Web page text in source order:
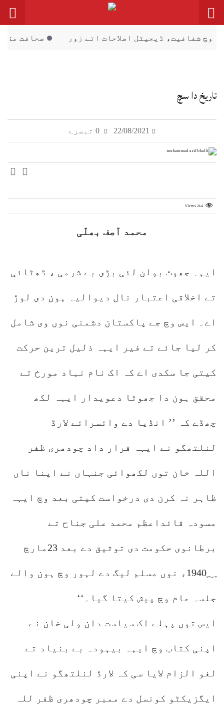
اصلاحات اتے زور صحافت مقدس پیشہ، فیک
تاریخ دا سچ
22/08/2021
Views264
محمد آصف بھلّی
ایہہ جھوٹ بولن لئی بڑی بے شرمی ، ڈھٹائی
تے اخلاقی اعتبار نال دیوالیہ ہون دی لوڑ
اے۔ ایس وچ جے پاکستان دشمنی نوں وی شامل
کر لیا جائے تے فیر ایہہ ذلیل ترین حرکت
کیتی جا سکدی اے کہ اک نام نہاد مورخ تے
محقق ہون دا جھوٹا دعویدار ایہہ لکھ
چھڈے کہ ’’ انڈیا دے وائسرائے لارڈ
لنلتھگو نے ایہہ قرار داد چودھری ظفر
اللہ خان توں لکھوائی جنہاں نے اپنا ناں
ظاہر نہ کرن دی درخواست کیتی بعد وچ ایہہ
مسودہ قائداعظم محمد علی جناح تے
برطانوی حکومت دی توثیق دے بعد 23مارچ
1940؁ء نوں مسلم لیگ دے لہور وچ ہون والے
جلسہ عام وچ پیش کیتا گیا۔‘‘
ایس توں پہلے اک سیاست دان ولی خان نے
اپنی کتاب وچ ایہہ بیہودہ بے بنیاد تے
لغو الزام لایا سی کہ لارڈ لنلتھگو نے اپنی
ایگزیکٹو کونسل دے ممبر چودھری ظفر للہ